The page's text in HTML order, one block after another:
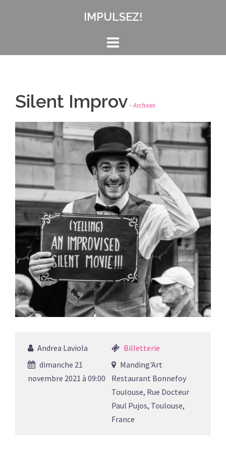
IMPULSEZ!
Silent Improv Archives
Andrea Laviola
dimanche 21
novembre 2021 à 09:00
Billetterie
Manding'Art
Restaurant Bonnefoy
Toulouse, Rue Docteur
Paul Pujos, Toulouse,
France